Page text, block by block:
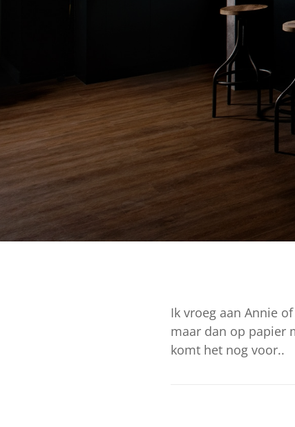
Ik vroeg aan Annie
maar dan op papier
komt het nog voor..